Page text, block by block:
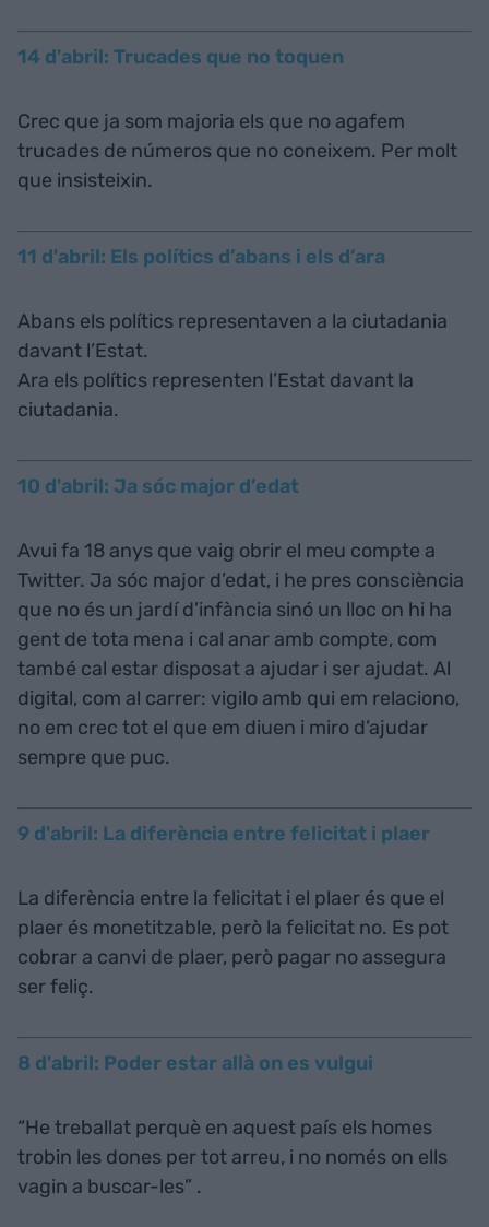
14 d'abril: Trucades que no toquen
Crec que ja som majoria els que no agafem
trucades de números que no coneixem. Per molt
que insisteixin.
11 d'abril: Els polítics d’abans i els d’ara
Abans els polítics representaven a la ciutadania
davant l’Estat.
Ara els polítics representen l’Estat davant la
ciutadania.
10 d'abril: Ja sóc major d’edat
Avui fa 18 anys que vaig obrir el meu compte a
Twitter. Ja sóc major d’edat, i he pres consciència
que no és un jardí d’infància sinó un lloc on hi ha
gent de tota mena i cal anar amb compte, com
també cal estar disposat a ajudar i ser ajudat. Al
digital, com al carrer: vigilo amb qui em relaciono,
no em crec tot el que em diuen i miro d’ajudar
sempre que puc.
9 d'abril: La diferència entre felicitat i plaer
La diferència entre la felicitat i el plaer és que el
plaer és monetitzable, però la felicitat no. Es pot
cobrar a canvi de plaer, però pagar no assegura
ser feliç.
8 d'abril: Poder estar allà on es vulgui
“He treballat perquè en aquest país els homes
trobin les dones per tot arreu, i no només on ells
vagin a buscar-les” .